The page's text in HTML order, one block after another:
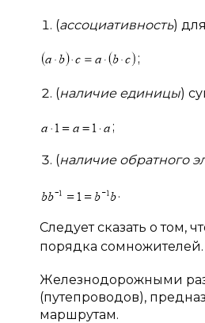
(ассоциативность)
;
(наличие единицы)
;
(наличие обратного
.
Следует сказать о том,
порядка сомножителей.
Железнодорожными
(путепроводов),
маршрутам.